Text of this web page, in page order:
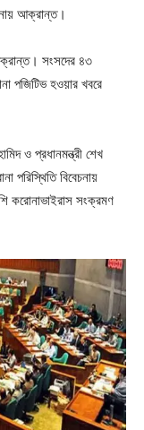
আক্রান্ত।
সংসদের ৪৩
পজিটিভ হওয়ার খবরে
ও প্রধানমন্ত্রী শেখ
পরিস্থিতি বিবেচনায়
করোনাভাইরাস সংক্রমণ